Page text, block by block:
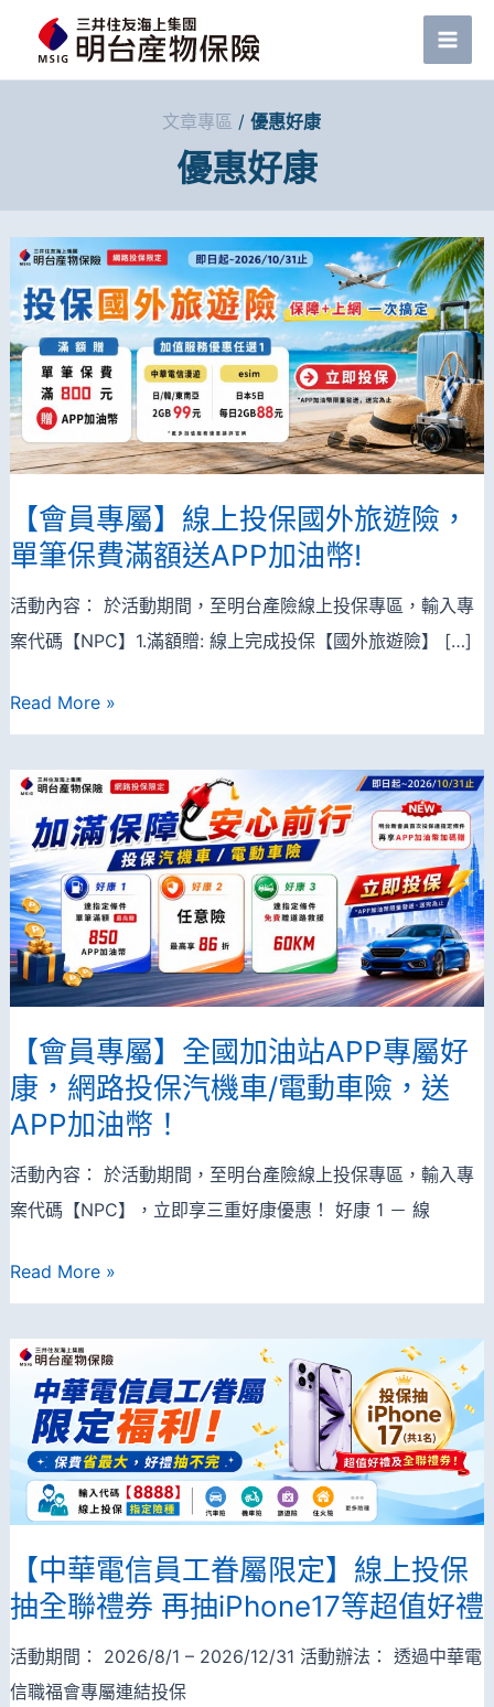
文章專區 / 優惠好康
優惠好康
【會員專屬】線上投保國外旅遊險，
單筆保費滿額送APP加油幣!
活動內容： 於活動期間，至明台產險線上投保專區，輸入專
案代碼【NPC】1.滿額贈: 線上完成投保【國外旅遊險】 […]
【會
員
專
線
上
投
保
國
遊
險，
單
筆
費
滿
額
送
APP
油
幣!
Read More »
【會員專屬】全國加油站APP專屬好
康，網路投保汽機車/電動車險，送
APP加油幣！
活動內容： 於活動期間，至明台產險線上投保專區，輸入專
案代碼【NPC】，立即享三重好康優惠！ 好康 1 － 線
【會
員
專
加
APP
專
屬
好
Read More »
【中華電信員工眷屬限定】線上投保
抽全聯禮券 再抽iPhone17等超值好禮
活動期間： 2026/8/1 – 2026/12/31 活動辦法： 透過中華電
信職福會專屬連結投保